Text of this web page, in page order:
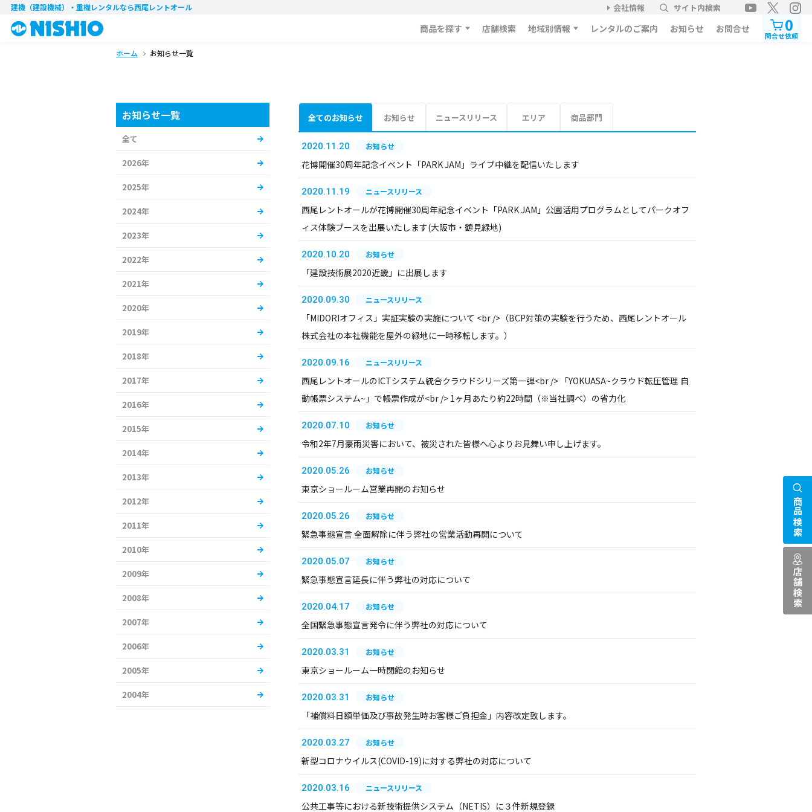
建機（建設機械）・重機レンタルなら西尾レントオール 会社情報 サイト内検索
商品を探す 店舗検索 地域別情報 レンタルのご案内 お知らせ お問合せ 0
問合せ依頼
ホーム お知らせ一覧
全てのお知らせ お知らせ ニュースリリース エリア 商品部門
2020.11.20 お知らせ
花博開催30周年記念イベント「PARK JAM」ライブ中継を配信いたします
2020.11.19 ニュースリリース
西尾レントオールが花博開催30周年記念イベント「PARK JAM」公園活用プログラムとしてパークオフ
ィス体験ブースを出展いたします(大阪市・鶴見緑地)
2020.10.20 お知らせ
「建設技術展2020近畿」に出展します
2020.09.30 ニュースリリース
「MIDORIオフィス」実証実験の実施について <br />（BCP対策の実験を行うため、西尾レントオール
株式会社の本社機能を屋外の緑地に一時移転します。）
2020.09.16 ニュースリリース
西尾レントオールのICTシステム統合クラウドシリーズ第一弾<br /> 「YOKUASA~クラウド転圧管理 自
動帳票システム~」で帳票作成が<br /> 1ヶ月あたり約22時間（※当社調べ）の省力化
2020.07.10 お知らせ
令和2年7月豪雨災害において、被災された皆様へ心よりお見舞い申し上げます。
2020.05.26 お知らせ
東京ショールーム営業再開のお知らせ
2020.05.26 お知らせ
緊急事態宣言 全面解除に伴う弊社の営業活動再開について
2020.05.07 お知らせ
緊急事態宣言延長に伴う弊社の対応について
2020.04.17 お知らせ
全国緊急事態宣言発令に伴う弊社の対応について
2020.03.31 お知らせ
東京ショールーム一時閉館のお知らせ
2020.03.31 お知らせ
「補償料日額単価及び事故発生時お客様ご負担金」内容改定致します。
2020.03.27 お知らせ
新型コロナウイルス(COVID-19)に対する弊社の対応について
2020.03.16 ニュースリリース
公共工事等における新技術提供システム（NETIS）に３件新規登録
お知らせ一覧
全て
2026年
2025年
2024年
2023年
2022年
2021年
2020年
2019年
2018年
2017年
2016年
2015年
2014年
2013年
2012年
2011年
2010年
2009年
2008年
2007年
2006年
2005年
2004年
商品検索
店舗検索